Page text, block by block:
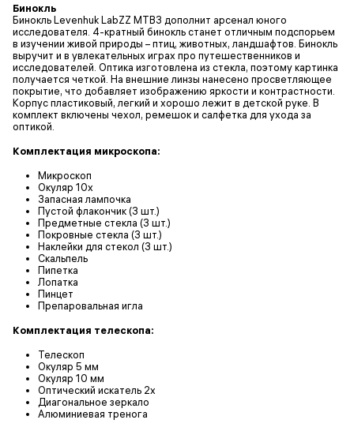
Бинокль
Бинокль Levenhuk LabZZ MTВ3 дополнит арсенал юного
исследователя. 4-кратный бинокль станет отличным подспорьем
в изучении живой природы – птиц, животных, ландшафтов. Бинокль
выручит и в увлекательных играх про путешественников и
исследователей. Оптика изготовлена из стекла, поэтому картинка
получается четкой. На внешние линзы нанесено просветляющее
покрытие, что добавляет изображению яркости и контрастности.
Корпус пластиковый, легкий и хорошо лежит в детской руке. В
комплект включены чехол, ремешок и салфетка для ухода за
оптикой.
Комплектация микроскопа:
Микроскоп
Окуляр 10х
Запасная лампочка
Пустой флакончик (3 шт.)
Предметные стекла (3 шт.)
Покровные стекла (3 шт.)
Наклейки для стекол (3 шт.)
Скальпель
Пипетка
Лопатка
Пинцет
Препаровальная игла
Комплектация телескопа:
Телескоп
Окуляр 5 мм
Окуляр 10 мм
Оптический искатель 2х
Диагональное зеркало
Алюминиевая тренога